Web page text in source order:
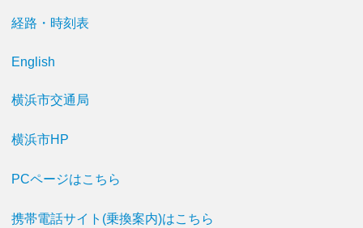
経路・時刻表
English
横浜市交通局
横浜市HP
PCページはこちら
携帯電話サイト(乗換案内)はこちら